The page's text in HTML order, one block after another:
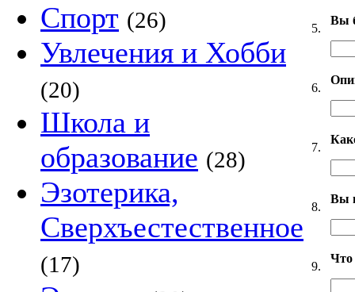
Спорт (26)
Увлечения и Хобби
(20)
Школа и
образование (28)
Эзотерика,
Сверхъестественное
(17)
5.
Вы
6.
7.
8.
Вы
9.
Что